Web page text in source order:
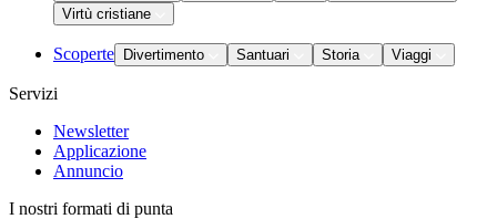
Virtù cristiane
Scoperte Divertimento Santuari Storia Viaggi
Servizi
Newsletter
Applicazione
Annuncio
I nostri formati di punta